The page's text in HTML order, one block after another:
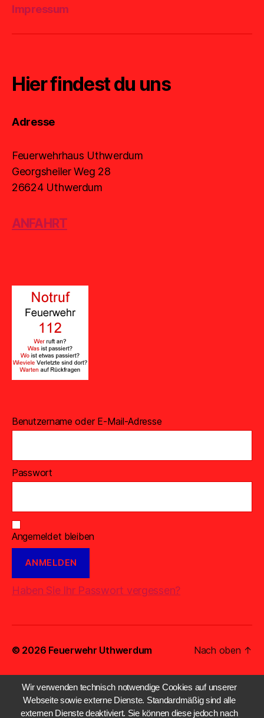
Impressum
Hier findest du uns
Adresse
Feuerwehrhaus Uthwerdum
Georgsheiler Weg 28
26624 Uthwerdum
ANFAHRT
Benutzername oder E-Mail-Adresse
Passwort
Angemeldet bleiben
Haben Sie Ihr Passwort vergessen?
© 2026 Feuerwehr Uthwerdum Nach oben ↑
Wir verwenden technisch notwendige Cookies auf unserer
Webseite sowie externe Dienste. Standardmäßig sind alle
externen Dienste deaktiviert. Sie können diese jedoch nach